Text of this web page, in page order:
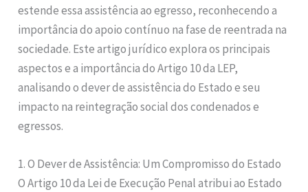
estende essa assistência ao egresso, reconhecendo a
importância do apoio contínuo na fase de reentrada na
sociedade. Este artigo jurídico explora os principais
aspectos e a importância do Artigo 10 da LEP,
analisando o dever de assistência do Estado e seu
impacto na reintegração social dos condenados e
egressos.
1. O Dever de Assistência: Um Compromisso do Estado
O Artigo 10 da Lei de Execução Penal atribui ao Estado